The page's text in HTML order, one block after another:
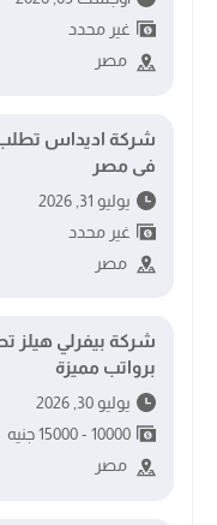
غير محدد
مصر
شركة اديداس
فى مصر
يوليو 31, 2026
غير محدد
مصر
شركة بيفرلي هيلز
برواتب مميزة
يوليو 30, 2026
10000 - 15000 جنيه
مصر